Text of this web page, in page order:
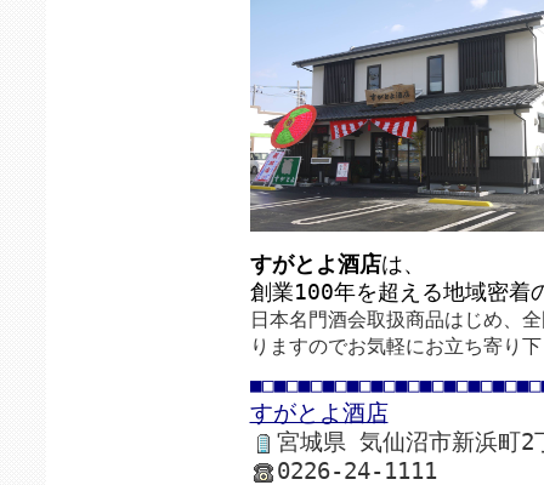
すがとよ酒店は、
創業100年を超える地域密着
日本名門酒会取扱商品はじめ、
りますのでお気軽にお立ち寄り
すがとよ酒店
宮城県 気仙沼市新浜町2
0226-24-1111